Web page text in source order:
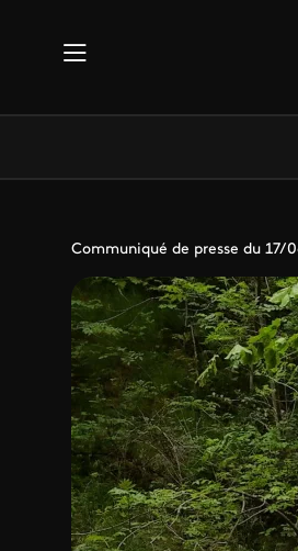
Communiqué de presse du 17/